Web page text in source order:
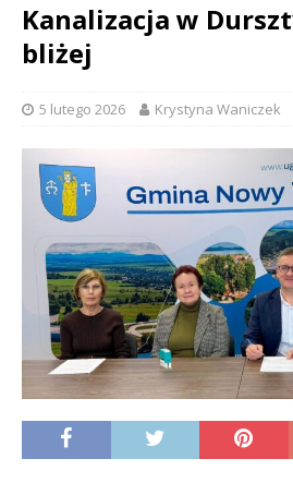
Kanalizacja w
bliżej
5 lutego 2026 Krystyna Waniczek